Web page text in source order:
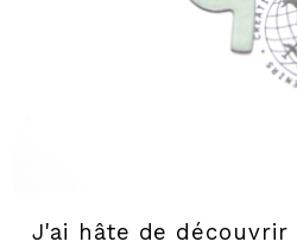
J'ai hâte de découvrir